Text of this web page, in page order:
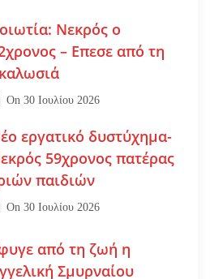
Νεκρός ο
– Επεσε από τη
On30 Ιουλίου 2026
εργατικό δυστύχημα-
59χρονος πατέρας
παιδιών
On30 Ιουλίου 2026
από τη ζωή η
Σμυρναίου